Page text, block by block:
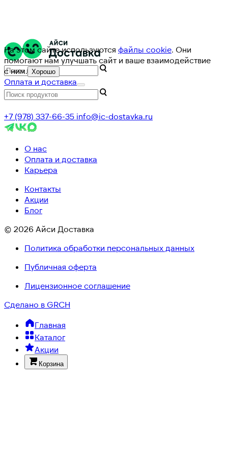
На этом сайте используются файлы cookie. Они
помогают нам улучшать сайт и ваше взаимодействие
с ним. Хорошо
Оплата и доставка
+7 (978) 337-66-35 info@ic-dostavka.ru
О нас
Оплата и доставка
Карьера
Контакты
Акции
Блог
© 2026 Айси Доставка
Политика обработки персональных данных
Публичная оферта
Лицензионное соглашение
Сделано в GRCH
Главная
Каталог
Акции
Корзина